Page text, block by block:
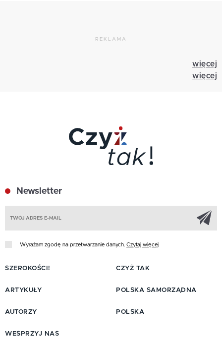
REKLAMA
więcej
więcej
Newsletter
Wyrażam zgodę na przetwarzanie danych. Czytaj więcej
SZEROKOŚCI!
ARTYKUŁY
AUTORZY
CZYŻ TAK
POLSKA SAMORZĄDNA
POLSKA
WESPRZYJ NAS